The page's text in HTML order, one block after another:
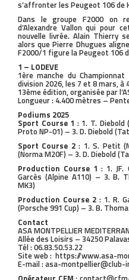
s’affronter les Peugeot 106 de
Dans le groupe F2000 on
d’Alexandre Vallon qui pour
nouvelle livrée. Alain Thierry
alors que Pierre Dhugues
F2000/1 figure la Peugeot 106
1 – LODEVE
1ère manche du
division 2026, les 7 et 8 mars,
13ème édition, organisée par
Longueur : 4.400 mètres –
Podiums 2025
Sport Course 1 : 1. T.
Proto NP-01) – 3. D. Diebold
Sport Course 2: 1. S. Petit
(Norma M20F) – 3. D. Diebold
Production Course 1 : 1. JF.
Garcès (Alpine A110) – 3. B.
MK3)
Production Course 2 : 1. R.
(Porsche 991 Cup) – 3. B.
Contact
ASA MONTPELLIER
Allée des Loisirs – 34250
Tél : 06.83.50.53.22
Site web : https://www.asa-
E-mail : asa-